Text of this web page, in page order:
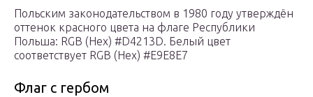
Польским законодательством в 1980 году утверждён
оттенок красного цвета на флаге Республики
Польша: RGB (Hex) #D4213D. Белый цвет
соответствует RGB (Hex) #E9E8E7
Флаг с гербом